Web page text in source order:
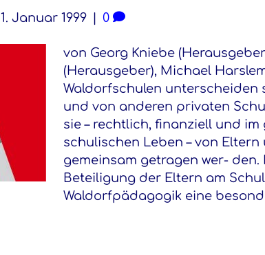
1. Januar 1999 0
von Georg Kniebe
(Herausgeber), Michael
Waldorfschulen unterscheiden
und von anderen privaten
sie – rechtlich, finanziell und im
schulischen Leben – von Eltern
gemeinsam getragen wer-
Beteiligung der Eltern am
Waldorfpädagogik eine